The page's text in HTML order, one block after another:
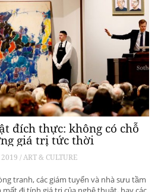
đích thực: không có chỗ
giá trị tức thời
/ ART & CULTURE
tranh, các giám tuyển và nhà sưu tầm